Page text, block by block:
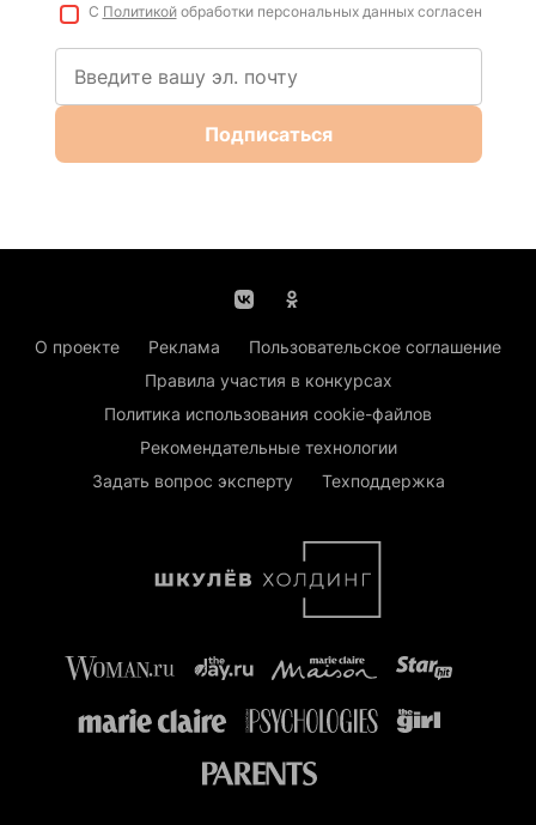
С Политикойобработки персональных данных согласен
Подписаться
О проекте Реклама
Пользовательское соглашение
Правила участия в конкурсах
Политика использования cookie-файлов
Рекомендательные технологии
Задать вопрос эксперту
Техподдержка